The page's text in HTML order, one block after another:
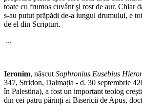
toate cu frumos cuvânt şi rost de aur. Chiar
s-au putut prăpădi de-a lungul drumului, e
de el din Scripturi.
...
Ieronim, născut Sophronius Eusebius
347, Stridon, Dalmația - d. 30 septembrie
în Palestina), a fost un important teolog
din cei patru părinți ai Bisericii de Apus,